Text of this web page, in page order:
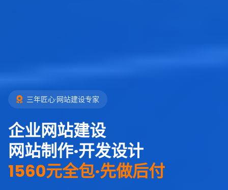
三年匠心·网站建设专家
企业网站建设
网站制作·开发设计
1560元全包·先做后付